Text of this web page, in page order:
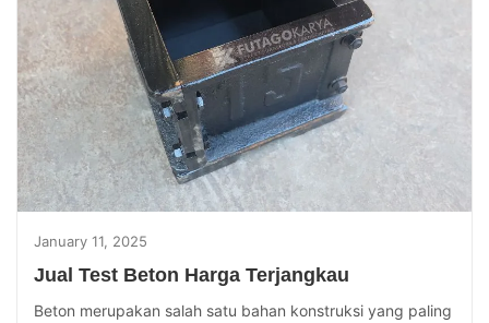
January 11, 2025
Jual Test Beton Harga Terjangkau
Beton merupakan salah satu bahan konstruksi yang paling